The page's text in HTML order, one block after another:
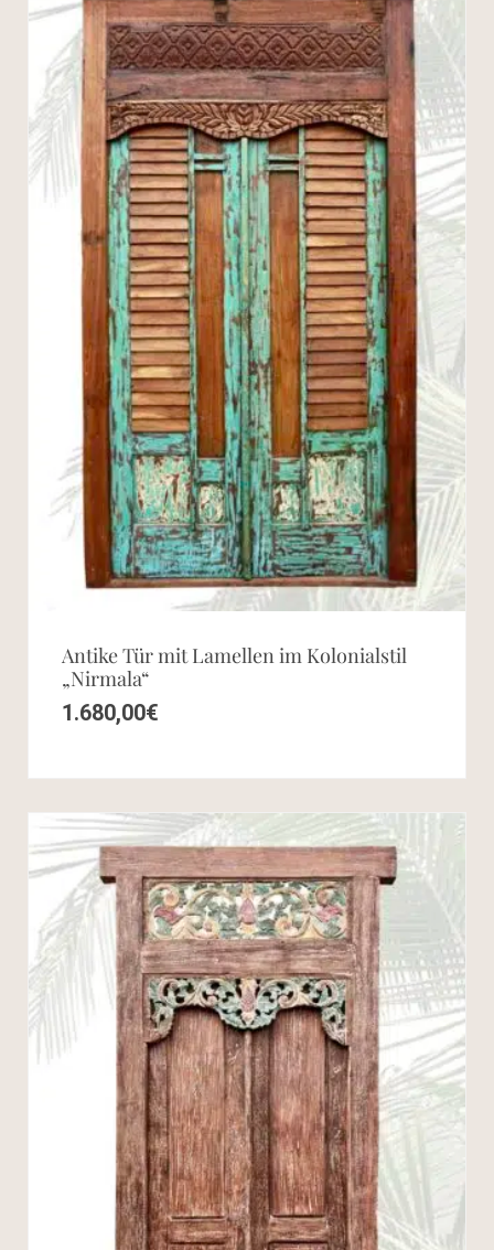
Antike Tür mit Lamellen im Kolonialstil
„Nirmala“
1.680,00€